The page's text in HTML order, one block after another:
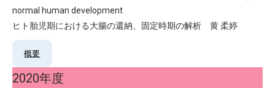
normal human development
ヒト胎児期における大腸の還納、固定時期の解析 黄 柔婷
概要
2020年度